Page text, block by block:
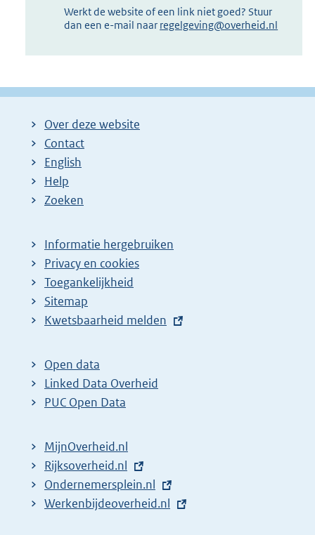
Werkt de website of een link niet goed? Stuur
dan een e-mail naar regelgeving@overheid.nl
Over deze website
Contact
English
Help
Zoeken
Informatie hergebruiken
Privacy en cookies
Toegankelijkheid
Sitemap
E
t
e
r
l
i
n
k
Kwetsbaarheid melden
Open data
Linked Data Overheid
PUC Open Data
MijnOverheid.nl
E
x
t
Rijksoverheid.nl
E
x
Ondernemersplein.nl
E
Werkenbijdeoverheid.nl